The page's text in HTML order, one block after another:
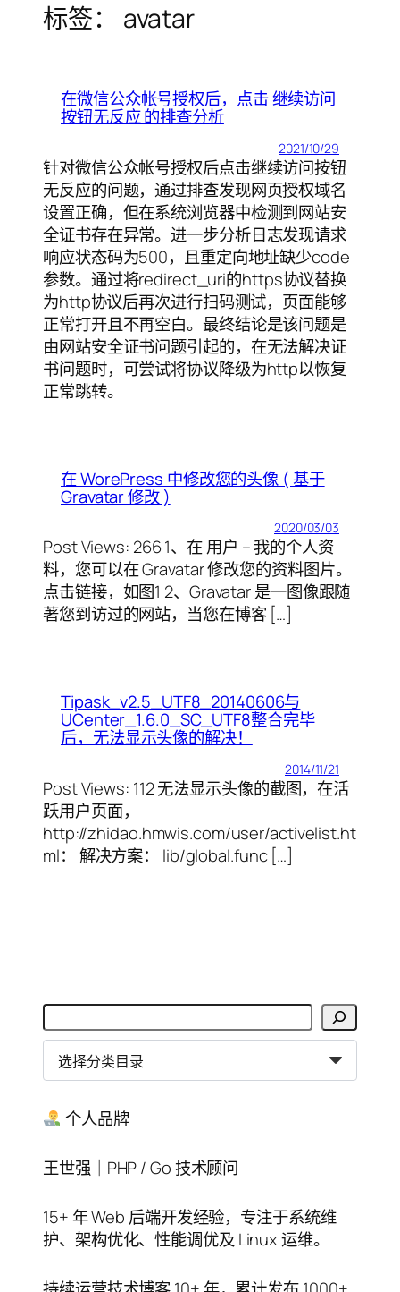
标签： avatar
在微信公众帐号授权后，点击 继续访问
按钮无反应 的排查分析
2021/10/29
针对微信公众帐号授权后点击继续访问按钮
无反应的问题，通过排查发现网页授权域名
设置正确，但在系统浏览器中检测到网站安
全证书存在异常。进一步分析日志发现请求
响应状态码为500，且重定向地址缺少code
参数。通过将redirect_uri的https协议替换
为http协议后再次进行扫码测试，页面能够
正常打开且不再空白。最终结论是该问题是
由网站安全证书问题引起的，在无法解决证
书问题时，可尝试将协议降级为http以恢复
正常跳转。
在 WorePress 中修改您的头像 ( 基于
Gravatar 修改 )
2020/03/03
Post Views: 266 1、在 用户 – 我的个人资
料，您可以在 Gravatar 修改您的资料图片。
点击链接，如图1 2、Gravatar 是一图像跟随
著您到访过的网站，当您在博客 […]
Tipask_v2.5_UTF8_20140606与
UCenter_1.6.0_SC_UTF8整合完毕
后，无法显示头像的解决！
2014/11/21
Post Views: 112 无法显示头像的截图，在活
跃用户页面，
http://zhidao.hmwis.com/user/activelist.ht
ml： 解决方案： lib/global.func […]
搜
索
分
录 个人品牌
王世强｜PHP / Go 技术顾问
15+ 年 Web 后端开发经验，专注于系统维
护、架构优化、性能调优及 Linux 运维。